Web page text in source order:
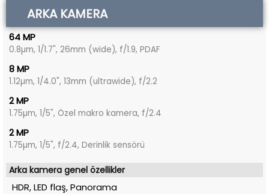
ARKA KAMERA
64 MP
0.8µm, 1/1.7", 26mm (wide), f/1.9, PDAF
8 MP
1.12µm, 1/4.0", 13mm (ultrawide), f/2.2
2 MP
1.75µm, 1/5", Özel makro kamera, f/2.4
2 MP
1.75µm, 1/5", f/2.4, Derinlik sensörü
Arka kamera genel özellikler
HDR, LED flaş, Panorama